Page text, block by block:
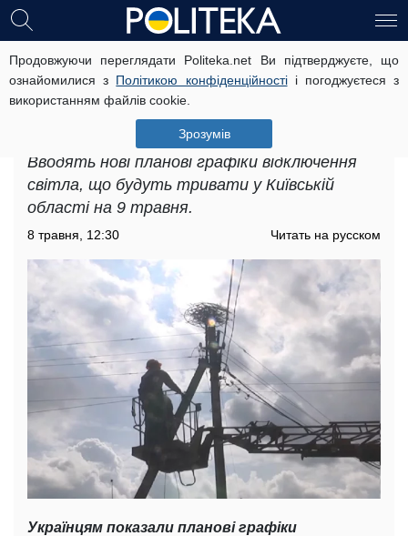
Продовжуючи переглядати Politeka.net Ви підтверджуєте, що
ознайомилися з Політикою конфіденційностіі погоджуєтеся з
використанням файлів cookie.
Зрозумів
Київську область попередили про
тривалі графіки відключень світла:
кому готуватися до незручностей 9
Вводять нові планові графіки відключення
світла, що будуть тривати у Київській
області на 9 травня.
8 травня, 12:30 Читать на русском
Українцям показали планові графіки